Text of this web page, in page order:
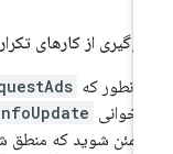
از کارهای تکراری
که
شوید که منطق شما